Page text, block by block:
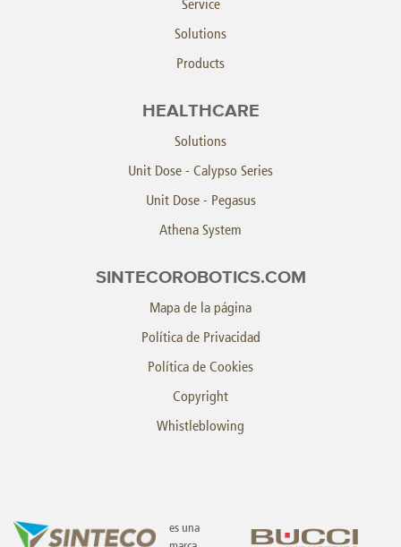
Service
Solutions
Products
HEALTHCARE
Solutions
Unit Dose - Calypso Series
Unit Dose - Pegasus
Athena System
SINTECOROBOTICS.COM
Mapa de la página
Política de Privacidad
Política de Cookies
Copyright
Whistleblowing
es una